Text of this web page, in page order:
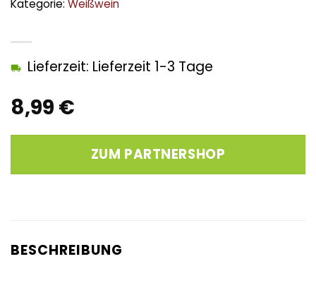
8,99 €
Lieferzeit: Lieferzeit 1-3 Tage
ZUM PARTNERSHOP
Kategorie: Weißwein
BESCHREIBUNG